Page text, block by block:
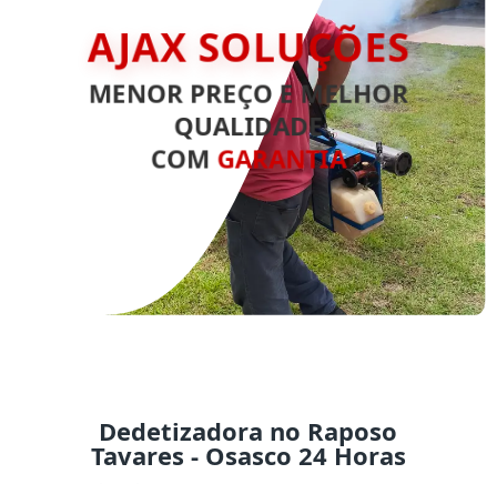
AJAX SOLUÇÕES
MENOR PREÇO E MELHOR
QUALIDADE
COM GARANTIA
Dedetizadora no Raposo
Tavares - Osasco 24 Horas